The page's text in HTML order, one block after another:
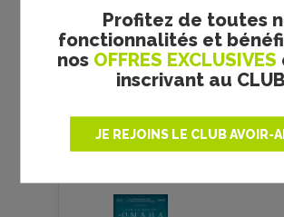
Profitez de toutes
fonctionnalités et
nos OFFRES EXCLUSIVES
inscrivant au
JE REJOINS LE CLUB AVOIR-
Robert Aldrich
VOS AVIS